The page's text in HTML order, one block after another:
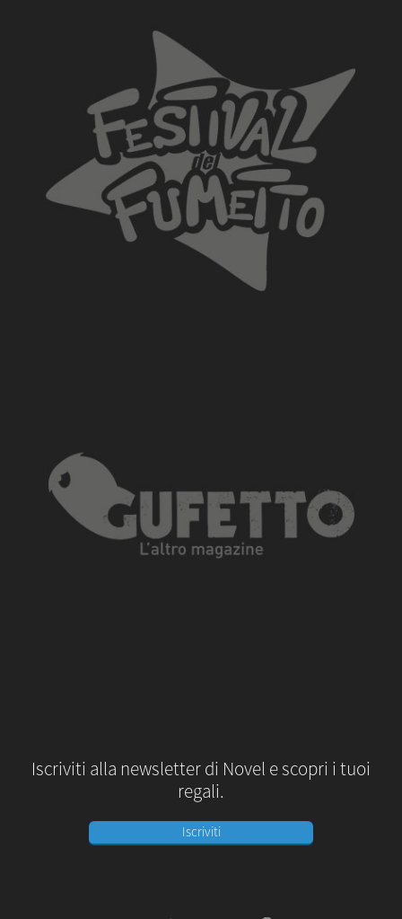
Iscriviti alla newsletter di Novel e scopri i tuoi
regali.
Iscriviti